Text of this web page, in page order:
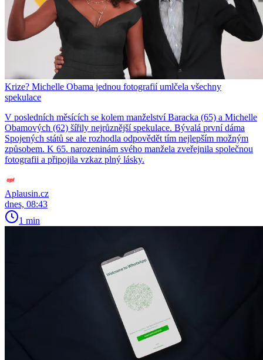
Krize? Michelle Obama jednou fotografií umlčela všechny
spekulace
V posledních měsících se kolem manželství Baracka (65) a Michelle
Obamových (62) šířily nejrůznější spekulace. Bývalá první dáma
Spojených států se ale rozhodla odpovědět tím nejlepším možným
způsobem. K 65. narozeninám svého manžela zveřejnila společnou
fotografii a připojila vzkaz plný lásky.
Aplausin.cz
dnes, 08:43
1 min